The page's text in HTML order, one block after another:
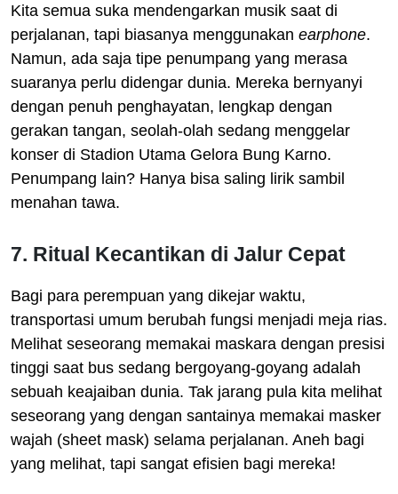
Kita semua suka mendengarkan musik saat di
perjalanan, tapi biasanya menggunakan earphone.
Namun, ada saja tipe penumpang yang merasa
suaranya perlu didengar dunia. Mereka bernyanyi
dengan penuh penghayatan, lengkap dengan
gerakan tangan, seolah-olah sedang menggelar
konser di Stadion Utama Gelora Bung Karno.
Penumpang lain? Hanya bisa saling lirik sambil
menahan tawa.
7. Ritual Kecantikan di Jalur Cepat
Bagi para perempuan yang dikejar waktu,
transportasi umum berubah fungsi menjadi meja rias.
Melihat seseorang memakai maskara dengan presisi
tinggi saat bus sedang bergoyang-goyang adalah
sebuah keajaiban dunia. Tak jarang pula kita melihat
seseorang yang dengan santainya memakai masker
wajah (sheet mask) selama perjalanan. Aneh bagi
yang melihat, tapi sangat efisien bagi mereka!